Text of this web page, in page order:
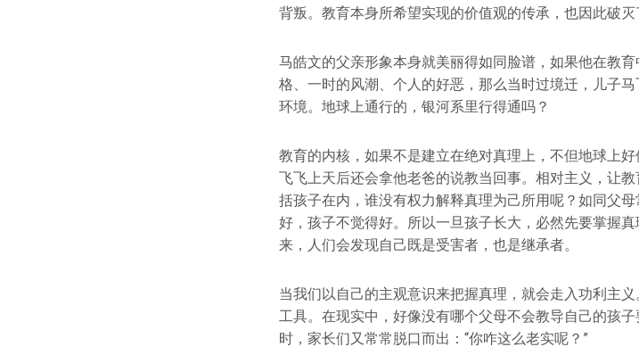
背叛。教育本身所希望实现的价值观的传承，也因此破灭
马皓文的父亲形象本身就美丽得如同脸谱，如果他在教
格、一时的风潮、个人的好恶，那么当时过境迁，儿子
环境。地球上通行的，银河系里行得通吗？
教育的内核，如果不是建立在绝对真理上，不但地球上
飞飞上天后还会拿他老爸的说教当回事。相对主义，让
括孩子在内，谁没有权力解释真理为己所用呢？如同父
好，孩子不觉得好。所以一旦孩子长大，必然先要掌握
来，人们会发现自己既是受害者，也是继承者。
当我们以自己的主观意识来把握真理，就会走入功利主
工具。在现实中，好像没有哪个父母不会教导自己的孩
时，家长们又常常脱口而出：“你咋这么老实呢？”